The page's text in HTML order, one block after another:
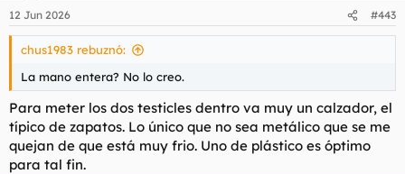
12 Jun 2026 #443
chus1983 rebuznó:
La mano entera? No lo creo.
Para meter los dos testicles dentro va muy un calzador, el
típico de zapatos. Lo único que no sea metálico que se me
quejan de que está muy frio. Uno de plástico es óptimo
para tal fin.